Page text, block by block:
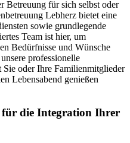
Betreuung für sich selbst oder
Lebherz bietet eine
sowie grundlegende
Team ist hier, um
Bedürfnisse und Wünsche
professionelle
Sie oder Ihre Familienmitglieder
Lebensabend genießen
für die Integration Ihrer